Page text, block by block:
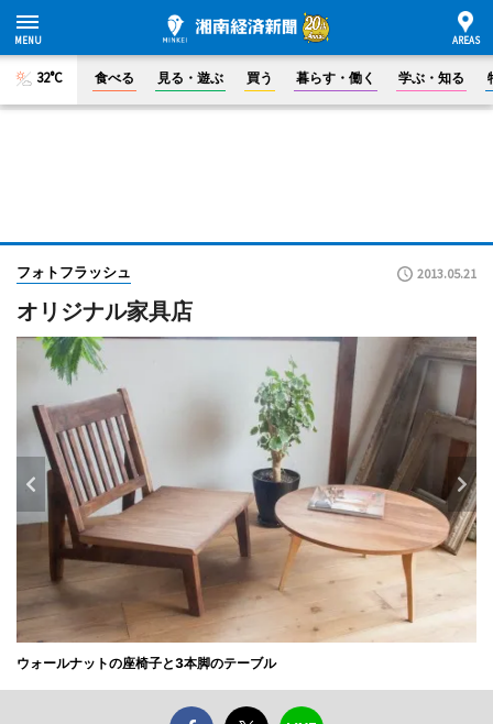
32°C 食べる 見る・遊ぶ 買う 暮らす・働く 学ぶ・知る
フォトフラッシュ 2013.05.21
オリジナル家具店
ウォールナットの座椅子と3本脚のテーブル